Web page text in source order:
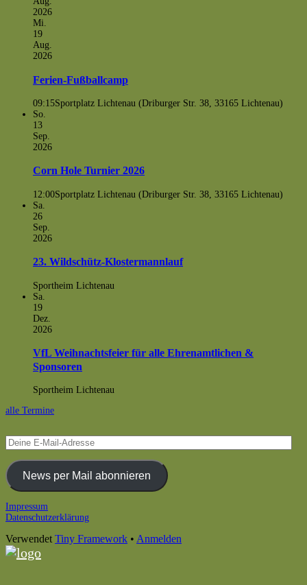
2026
Mi.
19
Aug.
2026
Ferien-Fußballcamp
09:15Sportplatz Lichtenau (Driburger Str. 38, 33165 Lichtenau)
So.
13
Sep.
2026
Corn Hole Turnier 2026
12:00Sportplatz Lichtenau (Driburger Str. 38, 33165 Lichtenau)
Sa.
26
Sep.
2026
23. Wildschütz-Klostermannlauf
Sportheim Lichtenau
Sa.
19
Dez.
2026
VfL Weihnachtsfeier für alle Ehrenamtlichen &
Sponsoren
Sportheim Lichtenau
alle Termine
Deine
E-
Mail-
AdresseNews per Mail abonnieren
Footer
Impressum
Datenschutzerklärung
Verwendet Tiny Framework • Anmelden